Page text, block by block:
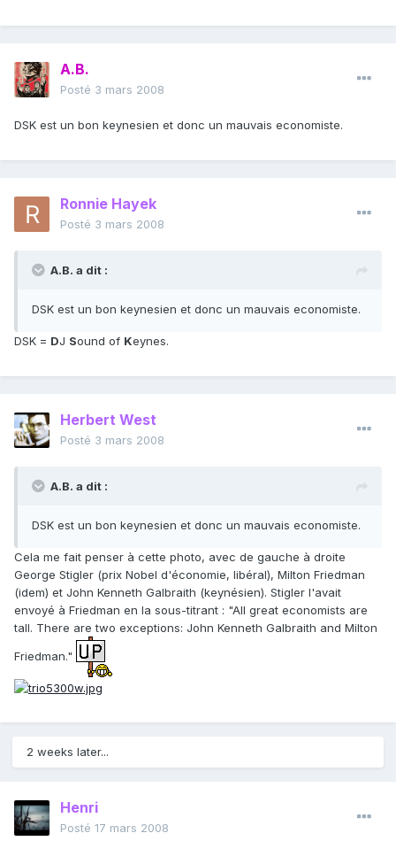
A.B.
Posté 3 mars 2008
DSK est un bon keynesien et donc un mauvais economiste.
Ronnie Hayek
Posté 3 mars 2008
A.B. a dit :
DSK est un bon keynesien et donc un mauvais economiste.
DSK = DJ Sound of Keynes.
Herbert West
Posté 3 mars 2008
A.B. a dit :
DSK est un bon keynesien et donc un mauvais economiste.
Cela me fait penser à cette photo, avec de gauche à droite
George Stigler (prix Nobel d'économie, libéral), Milton Friedman
(idem) et John Kenneth Galbraith (keynésien). Stigler l'avait
envoyé à Friedman en la sous-titrant : "All great economists are
tall. There are two exceptions: John Kenneth Galbraith and Milton
Friedman."
2 weeks later...
Henri
Posté 17 mars 2008